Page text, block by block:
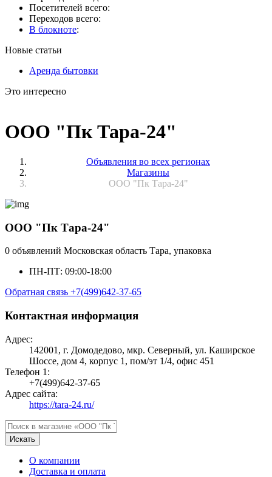
Посетителей всего:
Переходов всего:
В блокноте:
Новые статьи
Аренда бытовки
Это интересно
ООО "Пк Тара-24"
Объявления во всех регионах
Магазины
ООО "Пк Тара-24"
ООО "Пк Тара-24"
0 объявлений Московская область Тара, упаковка
ПН-ПТ: 09:00-18:00
Обратная связь +7(499)642-37-65
Контактная информация
Адрес:
142001, г. Домодедово, мкр. Северный, ул. Каширское
Шоссе, дом 4, корпус 1, пом/эт 1/4, офис 451
Телефон 1:
+7(499)642-37-65
Адрес сайта:
https://tara-24.ru/
Искать
О компании
Доставка и оплата